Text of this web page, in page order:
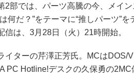
2部では、パーツ高騰の今、メイ
何だ？”をテーマに“推しパーツ”
信は、3月28日（火）21時開始。
ターの芹澤正芳氏。MCはDOS/
PC Hotline!デスクの久保勇の2MC